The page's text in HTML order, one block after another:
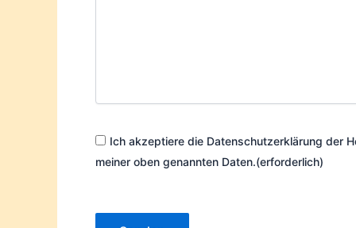
Ich akzeptiere die Datenschutzerklärung der
meiner oben genannten Daten.(erforderlich)